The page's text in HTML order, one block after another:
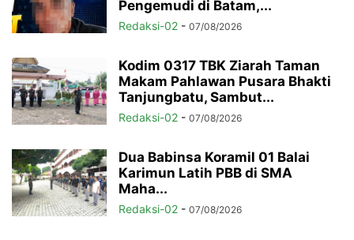
Pengemudi di Batam,...
Redaksi-02 - 07/08/2026
Kodim 0317 TBK Ziarah Taman
Makam Pahlawan Pusara Bhakti
Tanjungbatu, Sambut...
Redaksi-02 - 07/08/2026
Dua Babinsa Koramil 01 Balai
Karimun Latih PBB di SMA
Maha...
Redaksi-02 - 07/08/2026